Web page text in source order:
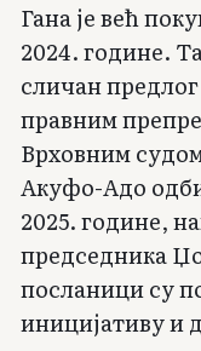
Гана је већ
2024. године.
сличан
правним
Врховним
Акуфо-Адо
2025. године,
председника
посланици су
иницијативу и